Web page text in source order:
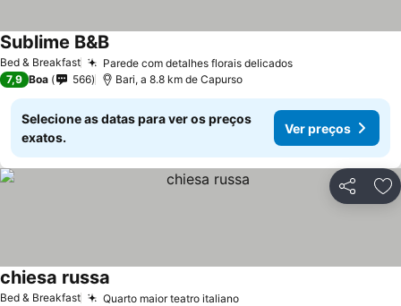
Bed & Breakfast Parede com detalhes florais delicados
Sublime B&B
7,9 Boa 566 Bari, a 8.8 km de Capurso
Selecione as datas para ver os preços
exatos.
Ver preços
Partilhar
Bed & Breakfast Quarto maior teatro italiano
chiesa russa